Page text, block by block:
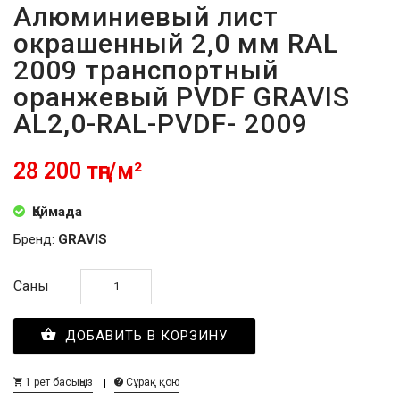
Алюминиевый лист
окрашенный 2,0 мм RAL
2009 транспортный
оранжевый PVDF GRAVIS
AL2,0-RAL-PVDF- 2009
28 200 тңг/м²
Қоймада
Бренд: GRAVIS
Саны
ДОБАВИТЬ В КОРЗИНУ
1 рет басыңыз Сұрақ қою